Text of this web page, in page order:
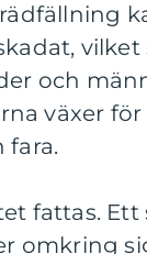
och
växer
fara.
fattas. Ett
omkring